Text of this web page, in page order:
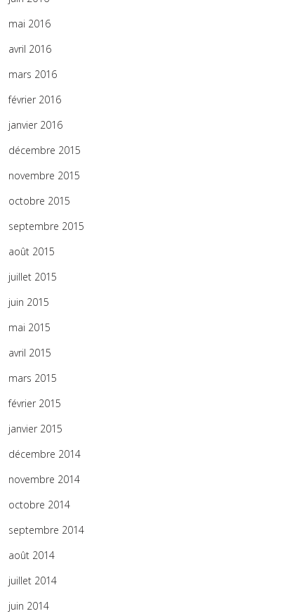
mai 2016
avril 2016
mars 2016
février 2016
janvier 2016
décembre 2015
novembre 2015
octobre 2015
septembre 2015
août 2015
juillet 2015
juin 2015
mai 2015
avril 2015
mars 2015
février 2015
janvier 2015
décembre 2014
novembre 2014
octobre 2014
septembre 2014
août 2014
juillet 2014
juin 2014